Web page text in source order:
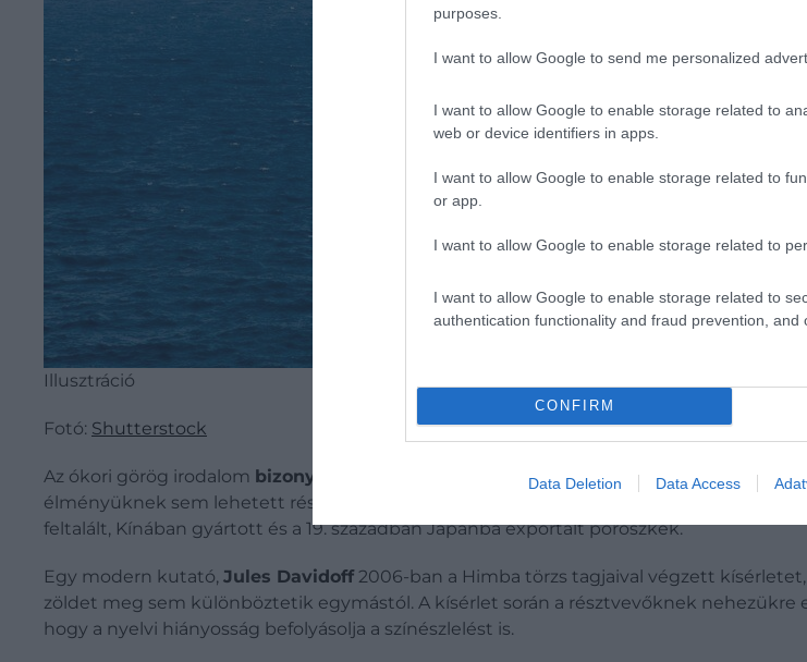
purposes.
I want to allow Google to send me personalized
I want to allow Google to enable storage related to
web or device identifiers in apps.
I want to allow Google to enable storage related to
or app.
I want to allow Google to enable storage related to
I want to allow Google to enable storage related to
authentication functionality and fraud prevention, and
CONFIRM
Data Deletion Data Access
Illusztráció
Fotó: Shutterstock
Az ókori görög irodalom bizonyítékai
azt mutatják, hogy mivel a kék nem volt része
élményüknek sem lehetett része. A szín egyébként a modern korban a kék
feltalált, Kínában gyártott és a 19. században Japánba exportált poroszkék.
Egy modern kutató, Jules Davidoff 2006-ban a Himba törzs tagjaival végzett
zöldet meg sem különböztetik egymástól. A kísérlet során a résztvevőknek
hogy a nyelvi hiányosság befolyásolja a színészlelést is.